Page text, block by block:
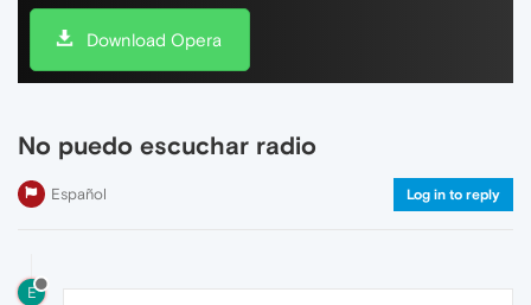
Download Opera
No puedo escuchar radio
Español Log in to reply
E